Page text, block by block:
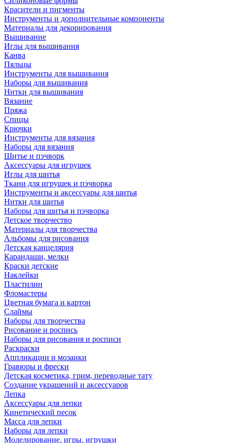
Красители и пигменты
Инструменты и дополнительные компоненты
Материалы для декорирования
Вышивание
Иглы для вышивания
Канва
Пяльцы
Инструменты для вышивания
Наборы для вышивания
Нитки для вышивания
Вязание
Пряжа
Спицы
Крючки
Инструменты для вязания
Наборы для вязания
Шитье и пэчворк
Аксессуары для игрушек
Иглы для шитья
Ткани для игрушек и пэчворка
Инструменты и аксессуары для шитья
Нитки для шитья
Наборы для шитья и пэчворка
Детское творчество
Материалы для творчества
Альбомы для рисования
Детская канцелярия
Карандаши, мелки
Краски детские
Наклейки
Пластилин
Фломастеры
Цветная бумага и картон
Слаймы
Наборы для творчества
Рисование и роспись
Наборы для рисования и росписи
Раскраски
Аппликации и мозаики
Гравюры и фрески
Детская косметика, грим, переводные тату
Создание украшений и аксессуаров
Лепка
Аксессуары для лепки
Кинетический песок
Масса для лепки
Наборы для лепки
Моделирование, игры, игрушки